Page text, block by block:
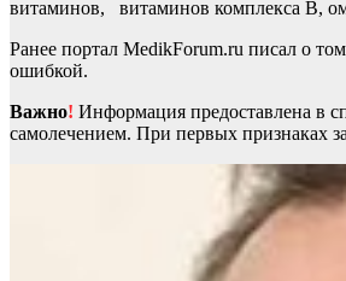
витаминов, витаминов комплекса В,
Ранее портал MedikForum.ru писал о
ошибкой.
Важно! Информация предоставлена в
самолечением. При первых признаках